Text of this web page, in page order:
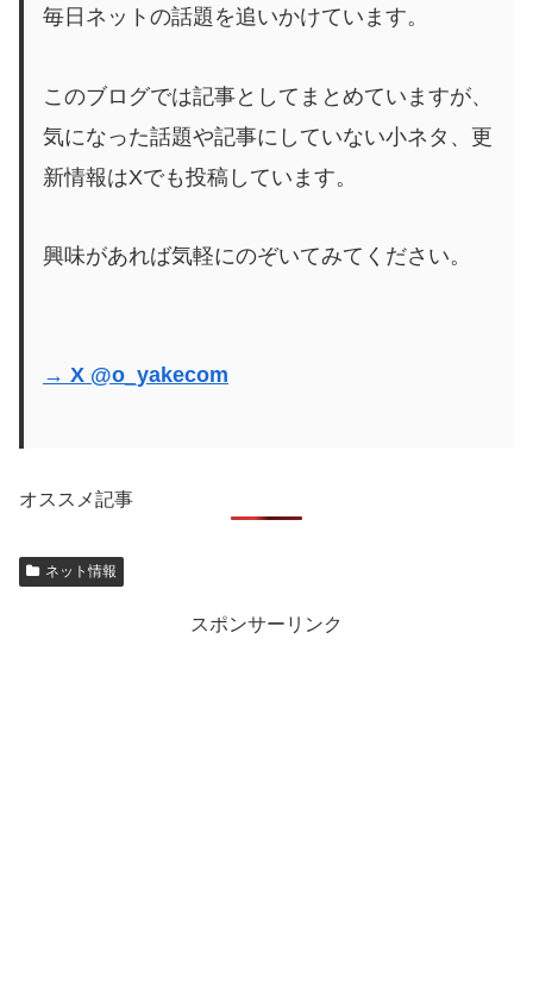
毎日ネットの話題を追いかけています。
このブログでは記事としてまとめていますが、
気になった話題や記事にしていない小ネタ、更
新情報はXでも投稿しています。
興味があれば気軽にのぞいてみてください。
→ X @o_yakecom
オススメ記事
ネット情報
スポンサーリンク